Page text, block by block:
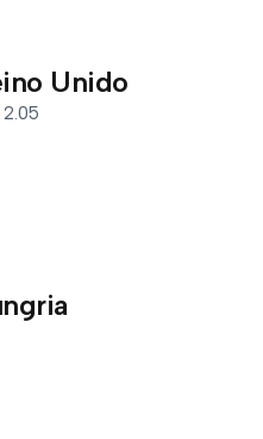
Unido
2.05